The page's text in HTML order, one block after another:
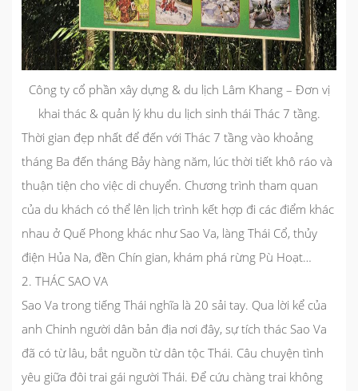
Công ty cổ phần xây dựng & du lịch Lâm Khang – Đơn vị
khai thác & quản lý khu du lịch sinh thái Thác 7 tầng.
Thời gian đẹp nhất để đến với Thác 7 tầng vào khoảng
tháng Ba đến tháng Bảy hàng năm, lúc thời tiết khô ráo và
thuận tiện cho việc di chuyển. Chương trình tham quan
của du khách có thể lên lịch trình kết hợp đi các điểm khác
nhau ở Quế Phong khác như Sao Va, làng Thái Cổ, thủy
điện Hủa Na, đền Chín gian, khám phá rừng Pù Hoạt…
2. THÁC SAO VA
Sao Va trong tiếng Thái nghĩa là 20 sải tay. Qua lời kể của
anh Chinh người dân bản địa nơi đây, sự tích thác Sao Va
đã có từ lâu, bắt nguồn từ dân tộc Thái. Câu chuyện tình
yêu giữa đôi trai gái người Thái. Để cứu chàng trai không